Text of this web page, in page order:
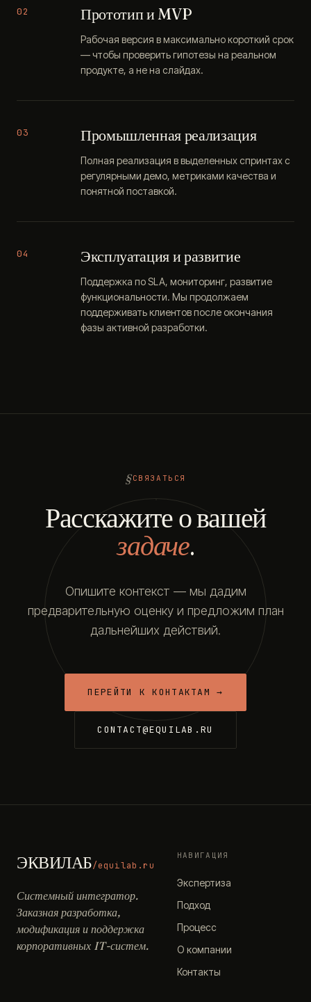
02 Прототип и MVP
Рабочая версия в максимально короткий срок
— чтобы проверить гипотезы на реальном
продукте, а не на слайдах.
03 Промышленная реализация
Полная реализация в выделенных спринтах с
регулярными демо, метриками качества и
понятной поставкой.
04 Эксплуатация и развитие
Поддержка по SLA, мониторинг, развитие
функциональности. Мы продолжаем
поддерживать клиентов после окончания
фазы активной разработки.
СВЯЗАТЬСЯ
Расскажите о вашей
задаче.
Опишите контекст — мы дадим
предварительную оценку и предложим план
дальнейших действий.
ПЕРЕЙТИ К КОНТАКТАМ →
CONTACT@EQUILAB.RU
ЭКВИЛАБ/equilab.ru
Системный интегратор.
Заказная разработка,
модификация и поддержка
корпоративных IT-систем.
НАВИГАЦИЯ
Экспертиза
Подход
Процесс
О компании
Контакты